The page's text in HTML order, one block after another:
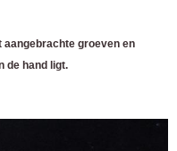
aangebrachte groeven en
de hand ligt.